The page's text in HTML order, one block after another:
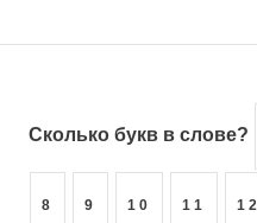
Сколько букв в слове?
8 9 10 11 12